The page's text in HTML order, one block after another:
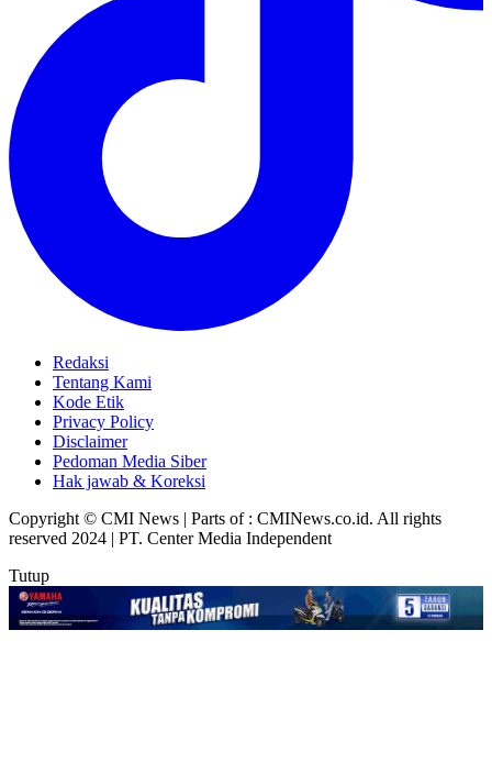
Redaksi
Tentang Kami
Kode Etik
Privacy Policy
Disclaimer
Pedoman Media Siber
Hak jawab & Koreksi
Copyright © CMI News | Parts of : CMINews.co.id. All rights
reserved 2024 | PT. Center Media Independent
Tutup